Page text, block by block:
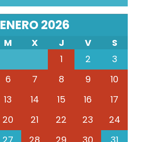
ENERO 2026
M X J V
S
1
2
3
6 7 8 9
10
13 14 15 16
17
20 21 22 23
24